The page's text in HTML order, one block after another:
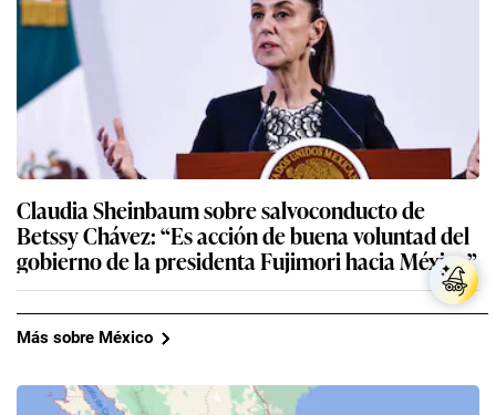
Claudia Sheinbaum sobre salvoconducto de
Betssy Chávez: “Es acción de buena voluntad del
gobierno de la presidenta Fujimori hacia México”
Más sobre México